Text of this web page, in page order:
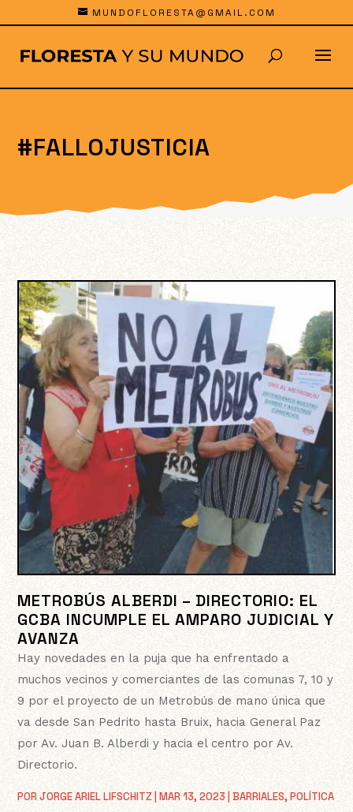
MUNDOFLORESTA@GMAIL.COM
#FALLOJUSTICIA
METROBÚS ALBERDI – DIRECTORIO: EL
GCBA INCUMPLE EL AMPARO JUDICIAL Y
AVANZA
PORJORGE ARIEL LIFSCHITZ |MAR 13, 2023 |BARRIALES,POLÍTICA
Hay novedades en la puja que ha enfrentado a
muchos vecinos y comerciantes de las comunas 7, 10 y
9 por el proyecto de un Metrobús de mano única que
va desde San Pedrito hasta Bruix, hacia General Paz
por Av. Juan B. Alberdi y hacia el centro por Av.
Directorio.